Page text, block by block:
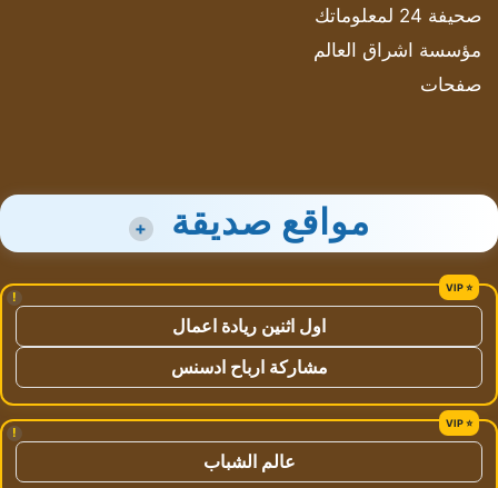
صحيفة 24 لمعلوماتك
مؤسسة اشراق العالم
صفحات
مواقع صديقة +
!
اول اثنين ريادة اعمال
مشاركة ارباح ادسنس
!
عالم الشباب